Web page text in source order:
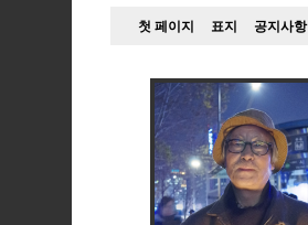
첫 페이지 표지 공지사항